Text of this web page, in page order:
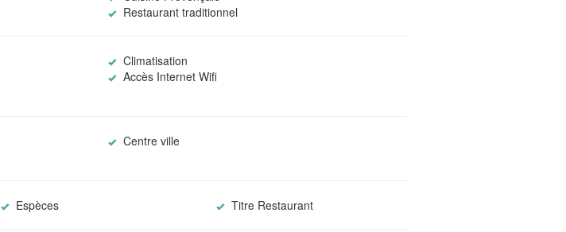
Restaurant traditionnel
Climatisation
Accès Internet Wifi
Centre ville
Espèces Titre Restaurant